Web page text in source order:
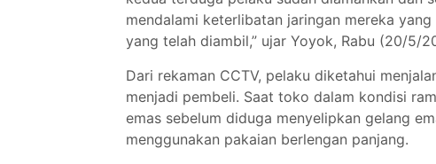
mendalami keterlibatan jaringan mereka
yang telah diambil,” ujar Yoyok, Rabu (20/5/
Dari rekaman CCTV, pelaku diketahui
menjadi pembeli. Saat toko dalam kondisi
emas sebelum diduga menyelipkan gelang
menggunakan pakaian berlengan panjang.